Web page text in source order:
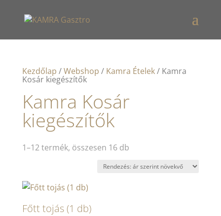
Kezdőlap /Webshop / Kamra Ételek/ Kamra
Kosár kiegészítők
Kamra Kosár
kiegészítők
1–12 termék, összesen 16 dbSorted
price:
low
Főtt tojás (1 db)